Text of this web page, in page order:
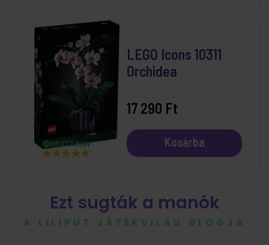
RAKTÁRON
LEGO Icons 10311
Orchidea
17 290 Ft
Kosárba
Ezt sugták a manók
A LILIPUT JÁTÉKVILÁG BLOGJA